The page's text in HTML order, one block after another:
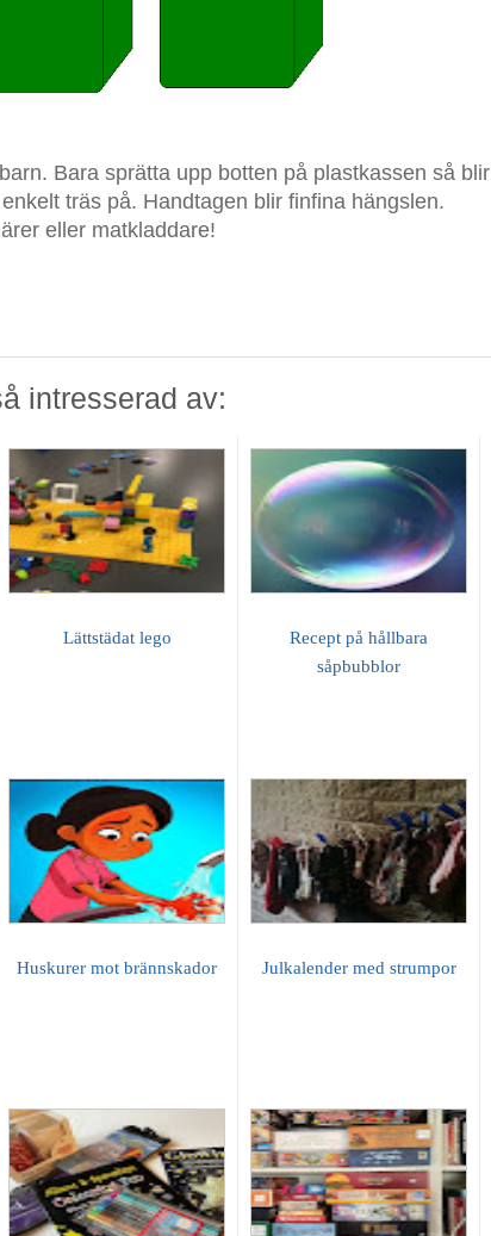
Bara sprätta upp botten på plastkassen så blir
träs på. Handtagen blir finfina hängslen.
eller matkladdare!
intresserad av:
Lättstädat lego
Recept på hållbara
såpbubblor
Huskurer mot brännskador Julkalender med strumpor